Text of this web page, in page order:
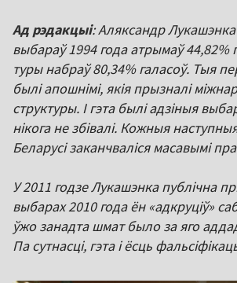
Ад рэдакцыі: Аляксандр
выбараў 1994 года атрымаў 44,82%
туры набраў 80,34% галасоў. Тыя
былі апошнімі, якія прызналі
структуры. І гэта былі адзіныя
нікога не збівалі. Кожныя
Беларусі заканчваліся масавымі
У 2011 годзе Лукашэнка публічна
выбарах 2010 года ён «адкруціў»
ўжо занадта шмат было за яго
Па сутнасці, гэта і ёсць